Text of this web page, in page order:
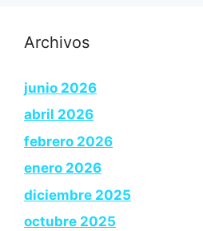
Archivos
junio 2026
abril 2026
febrero 2026
enero 2026
diciembre 2025
octubre 2025